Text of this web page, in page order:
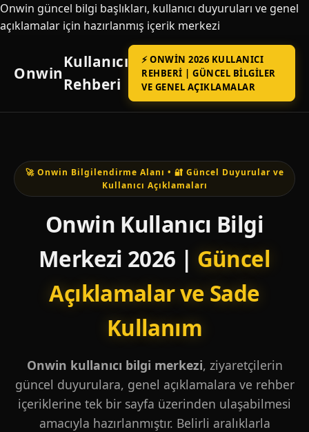
Onwin güncel bilgi başlıkları, kullanıcı duyuruları ve genel
açıklamalar için hazırlanmış içerik merkezi
Onwin
Kullanıcı
Rehberi
⚡ ONWIN 2026 KULLANICI
REHBERI | GÜNCEL BILGILER
VE GENEL AÇIKLAMALAR
🚀 Onwin Bilgilendirme Alanı • 🔐 Güncel Duyurular ve
Kullanıcı Açıklamaları
Onwin Kullanıcı Bilgi
Merkezi 2026 | Güncel
Açıklamalar ve Sade
Kullanım
Onwin kullanıcı bilgi merkezi, ziyaretçilerin
güncel duyurulara, genel açıklamalara ve rehber
içeriklerine tek bir sayfa üzerinden ulaşabilmesi
amacıyla hazırlanmıştır. Belirli aralıklarla